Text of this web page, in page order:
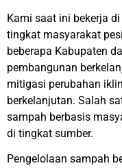
Kami saat ini bekerja
tingkat masyarakat
beberapa Kabupaten
pembangunan
mitigasi perubahan
berkelanjutan. Salah
sampah berbasis
di tingkat sumber.
Pengelolaan sampah